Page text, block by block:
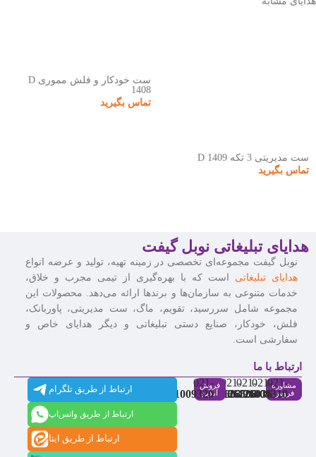
ست مدیریتی 3 تکه D 1409
تماس بگیرید
ست خودکار و فلش مموری D
1408
تماس بگیرید
هدایای تبلیغاتی نوبل گیفت
نوبل گیفت مجموعه‌ای تخصصی در زمینه تهیه، تولید و عرضه انواع
هدایای تبلیغاتی است که با بهره‌گیری از تیمی مجرب و خلاق،
خدمات متنوعی به سازمان‌ها و برندها ارائه می‌دهد. محصولات این
مجموعه شامل سررسید، تقویم، ماگ، ست مدیریتی، پاوربانک،
فلش، خودکار، صنایع دستی تبلیغاتی و دیگر هدایای خاص و
سفارشی است.
ارتباط با ما
مشاوره
فروش
021-
91009310
021-
86126036
021-
86126506
021-
88537803
فروش
آنلاین
021-
91009320
ارتباط از طریق تلگرام
ارتباط از طریق واتس‌اپ
ارتباط از طریق ایتا